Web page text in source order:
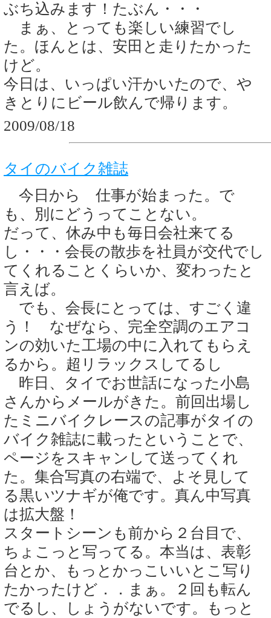
ぶち込みます！たぶん・・・
まぁ、とっても楽しい練習でし
た。ほんとは、安田と走りたかった
けど。
今日は、いっぱい汗かいたので、や
きとりにビール飲んで帰ります。
2009/08/18
タイのバイク雑誌
今日から 仕事が始まった。で
も、別にどうってことない。
だって、休み中も毎日会社来てる
し・・・会長の散歩を社員が交代でし
てくれることくらいか、変わったと
言えば。
でも、会長にとっては、すごく違
う！ なぜなら、完全空調のエアコ
ンの効いた工場の中に入れてもらえ
るから。超リラックスしてるし
昨日、タイでお世話になった小島
さんからメールがきた。前回出場し
たミニバイクレースの記事がタイの
バイク雑誌に載ったということで、
ページをスキャンして送ってくれ
た。集合写真の右端で、よそ見して
る黒いツナギが俺です。真ん中写真
は拡大盤！
スタートシーンも前から２台目で、
ちょこっと写ってる。本当は、表彰
台とか、もっとかっこいいとこ写り
たかったけど．．まぁ。２回も転ん
でるし、しょうがないです。もっと